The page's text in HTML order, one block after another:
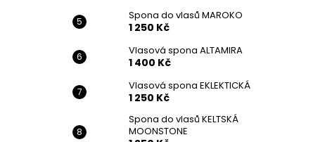
Spona do vlasů MAROKO
1 250 Kč
Vlasová spona ALTAMIRA
1 400 Kč
Vlasová spona EKLEKTICKÁ
1 250 Kč
Spona do vlasů KELTSKÁ
MOONSTONE